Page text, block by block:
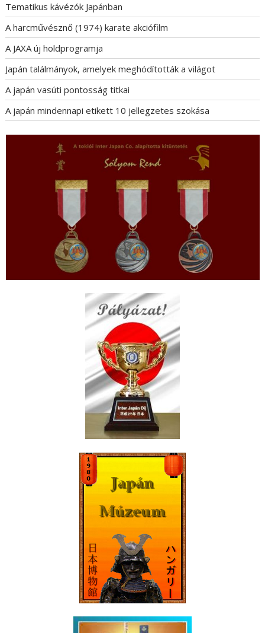
Tematikus kávézók Japánban
A harcművésznő (1974) karate akciófilm
A JAXA új holdprogramja
Japán találmányok, amelyek meghódították a világot
A japán vasúti pontosság titkai
A japán mindennapi etikett 10 jellegzetes szokása